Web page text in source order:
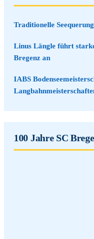
Traditionelle
Linus Längle führt
Bregenz an
IABS
100 Jahre SC